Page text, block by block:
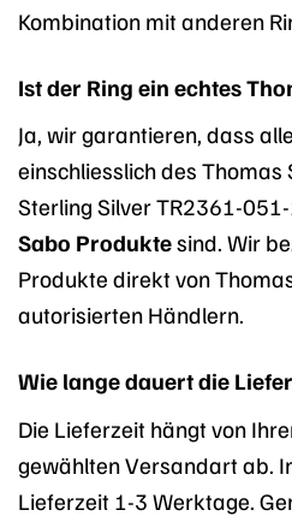
Kombination mit anderen
Ist der Ring ein echtes
Ja, wir garantieren, dass
einschliesslich des Thomas
Sterling Silver TR2361-
Sabo Produktesind. Wir
Produkte direkt von
autorisierten Händlern.
Wie lange dauert die
Die Lieferzeit hängt von
gewählten Versandart ab.
Lieferzeit 1-3 Werktage.